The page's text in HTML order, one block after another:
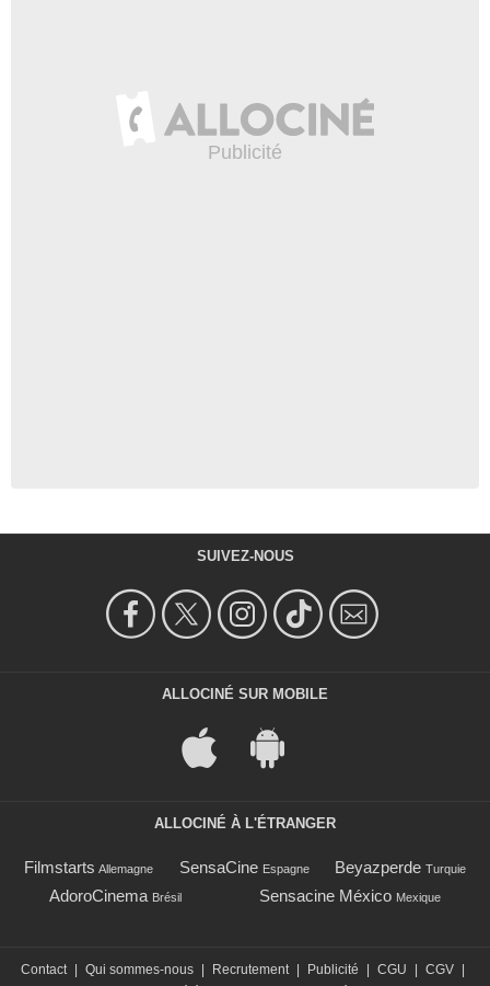
SUIVEZ-NOUS
ALLOCINÉ SUR MOBILE
ALLOCINÉ À L'ÉTRANGER
Filmstarts Allemagne SensaCine Espagne Beyazperde Turquie
AdoroCinema Brésil Sensacine México Mexique
Contact Qui sommes-nous Recrutement Publicité CGU CGV